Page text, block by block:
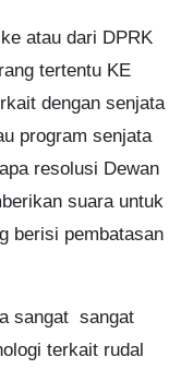
atau dari DPRK
tertentu KE
dengan senjata
program senjata
resolusi Dewan
suara untuk
berisi pembatasan
sangat sangat
terkait rudal